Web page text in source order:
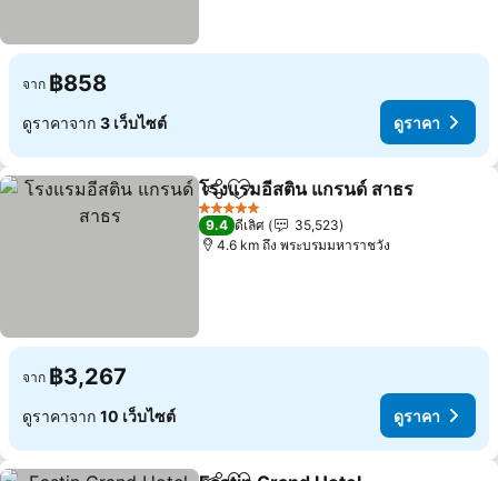
จาก ฿858
ดูราคาจาก 3 เว็บไซต์ ดูราคา
แชร์ เพิ่มในรายการโปรด
โรงแรมอีสติน แกรนด์ สาธร
5 ดาว
9.4 ดีเลิศ
35,523
4.6 km ถึง พระบรมมหาราชวัง
จาก ฿3,267
ดูราคาจาก 10 เว็บไซต์ ดูราคา